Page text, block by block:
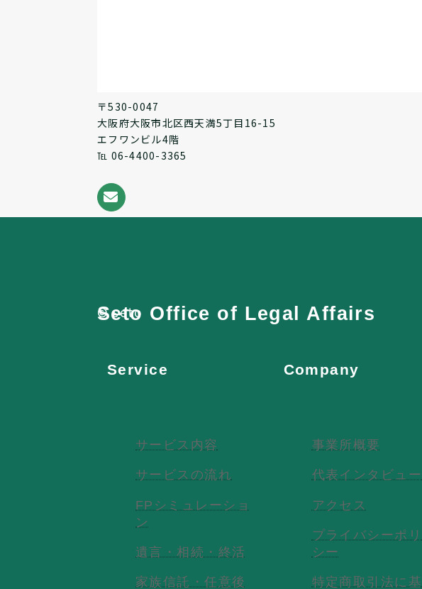
〒530-0047
大阪府大阪市北区西天満5丁目16-15
エフワンビル4階
℡ 06-4400-3365
Seto Office of Legal Affairs
Service
サービス内容
サービスの流れ
FPシミュレーショ
ン
遺言・相続・終活
家族信託・任意後
Company
事業所概要
代表インタビュー
アクセス
プライバシーポリ
シー
特定商取引法に基
© seto